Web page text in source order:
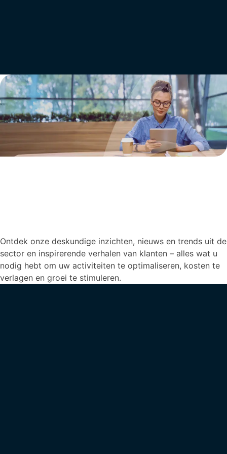
Ontdek onze deskundige inzichten, nieuws en trends uit de
sector en inspirerende verhalen van klanten – alles wat u
nodig hebt om uw activiteiten te optimaliseren, kosten te
verlagen en groei te stimuleren.